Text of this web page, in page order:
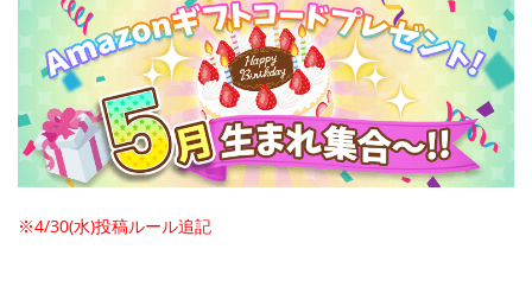
※4/30(水)投稿ルール追記